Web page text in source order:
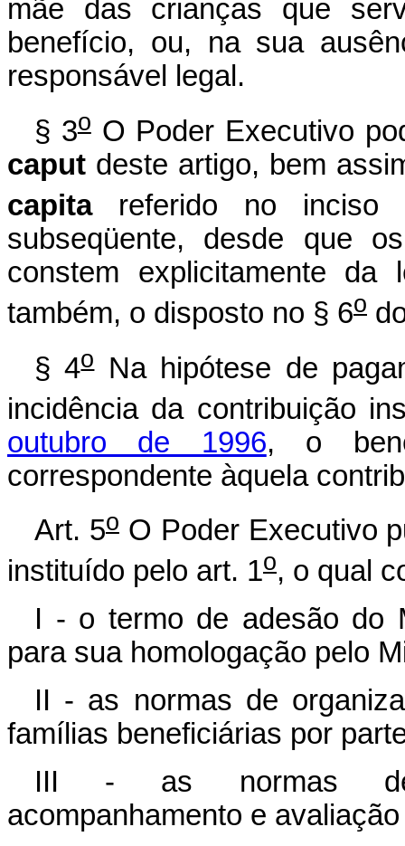
mãe das crianças que
benefício, ou, na sua
responsável legal.
§ 3oO Poder Executivo
caput deste artigo, bem
capitareferido no
subseqüente, desde que
constem explicitamente da
também, o disposto no § 6o
§ 4oNa hipótese de
incidência da contribuição
outubro de 1996, o
correspondente àquela
Art. 5o O Poder Executivo
instituído pelo art. 1o, o qual
I - o termo de adesão do
para sua homologação pelo
II - as normas de
famílias beneficiárias por
III - as normas de
acompanhamento e